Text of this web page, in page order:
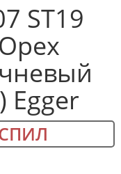
ST19
Egger